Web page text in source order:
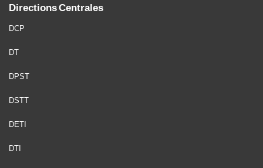
Directions Centrales
DCP
DT
DPST
DSTT
DETI
DTI